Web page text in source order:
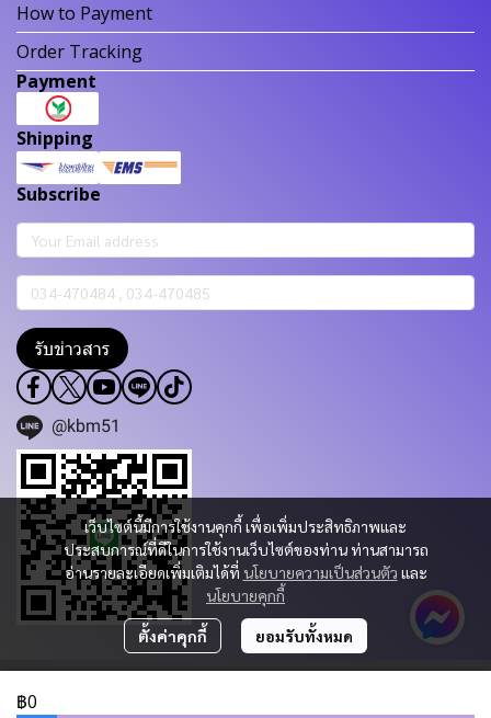
฿0
เว็บไซต์นี้มีการใช้งานคุกกี้ เพื่อเพิ่มประสิทธิภาพและ
ประสบการณ์ที่ดีในการใช้งานเว็บไซต์ของท่าน ท่านสามารถ
อ่านรายละเอียดเพิ่มเติมได้ที่ นโยบายความเป็นส่วนตัว และ
นโยบายคุกกี้
ตั้งค่าคุกกี้ ยอมรับทั้งหมด
How to Payment
Order Tracking
Payment
Shipping
Subscribe
รับข่าวสาร
@kbm51
Copyright 2023 | All Rights Reserved | Powered by KBM PART & TRADING